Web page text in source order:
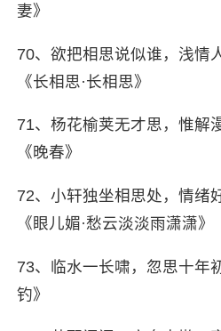
妻》
70、欲把相思说似谁，浅
《长相思·长相思》
71、杨花榆荚无才思，惟
《晚春》
72、小轩独坐相思处，情
《眼儿媚·愁云淡淡雨潇潇》
73、临水一长啸，忽思十
钓》